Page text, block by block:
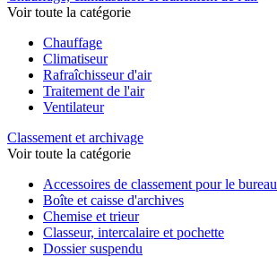
Voir toute la catégorie
Chauffage
Climatiseur
Rafraîchisseur d'air
Traitement de l'air
Ventilateur
Classement et archivage
Voir toute la catégorie
Accessoires de classement pour le bureau
Boîte et caisse d'archives
Chemise et trieur
Classeur, intercalaire et pochette
Dossier suspendu